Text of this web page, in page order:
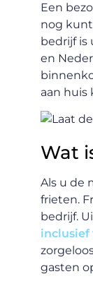
Een
nog
bedrijf is
en
aan huis
Wat
Als u de
frieten.
bedrijf.
inclusief
gasten